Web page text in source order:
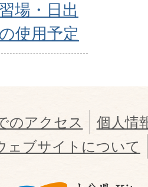
場・日出
使用予定
のアクセス
個人情
ェブサイトについて